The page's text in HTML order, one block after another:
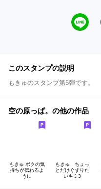
このスタンプの説明
もきゅのスタンプ第5弾です。
空の原っぱ。の他の作品
もきゅ ボクの気
持ちが伝わるよ
うに
もきゅ ちょっ
とだけぐずりた
いキミ3